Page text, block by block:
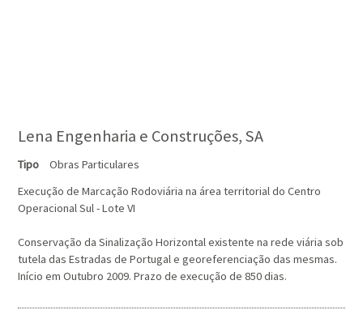
Lena Engenharia e Construções, SA
Tipo
Obras Particulares
Execução de Marcação Rodoviária na área territorial do Centro
Operacional Sul - Lote VI
Conservação da Sinalização Horizontal existente na rede viária sob
tutela das Estradas de Portugal e georeferenciação das mesmas.
Início em Outubro 2009. Prazo de execução de 850 dias.